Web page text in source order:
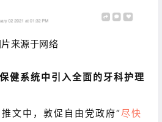
片来源于网络
健系统中引入全面的牙科护理
文中，敦促自由党政府“尽快